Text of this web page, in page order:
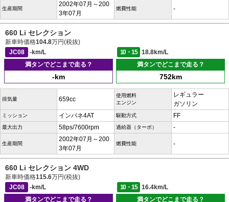
生産期間
2002年07月～200
3年07月
燃費性能 -
660 Li セレクション
新車時価格104.8万円(税抜)
JC08
-km/L 10・15
18.8km/L
満タンでどこまで走る？
-km
満タンでどこまで走る？
752km
排気量 659cc
使用燃料
エンジン
レギュラー
ガソリン
ミッション インパネ4AT 駆動方式 FF
最大出力 58ps/7600rpm 過給器（ターボ） -
生産期間
2002年07月～200
3年07月
燃費性能 -
660 Li セレクション 4WD
新車時価格115.6万円(税抜)
JC08
-km/L 10・15
16.4km/L
満タンでどこまで走る？
満タンでどこまで走る？